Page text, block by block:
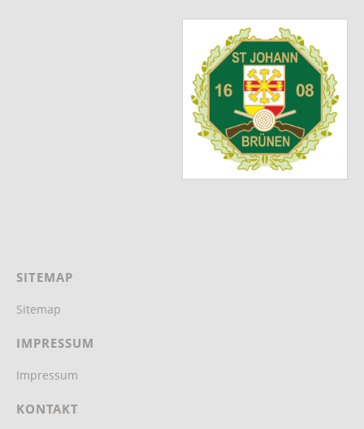
SITEMAP
Sitemap
IMPRESSUM
Impressum
KONTAKT